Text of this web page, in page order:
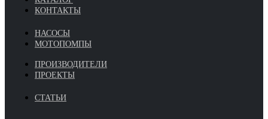
КОНТАКТЫ
НАСОСЫ
МОТОПОМПЫ
ПРОИЗВОДИТЕЛИ
ПРОЕКТЫ
СТАТЬИ